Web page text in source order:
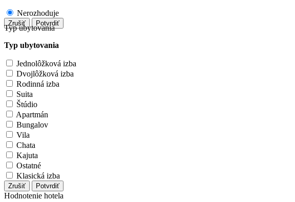
Nerozhoduje
Zrušiť Potvrdiť
Typ ubytovania
Typ ubytovania
Jednolôžková izba
Dvojlôžková izba
Rodinná izba
Suita
Štúdio
Apartmán
Bungalov
Vila
Chata
Kajuta
Ostatné
Klasická izba
Zrušiť Potvrdiť
Hodnotenie hotela